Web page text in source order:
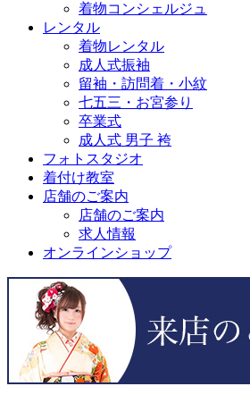
着物コンシェルジュ
レンタル
着物レンタル
成人式振袖
留袖・訪問着・小紋
七五三・お宮参り
卒業式
成人式 男子 袴
フォトスタジオ
着付け教室
店舗のご案内
店舗のご案内
求人情報
オンラインショップ